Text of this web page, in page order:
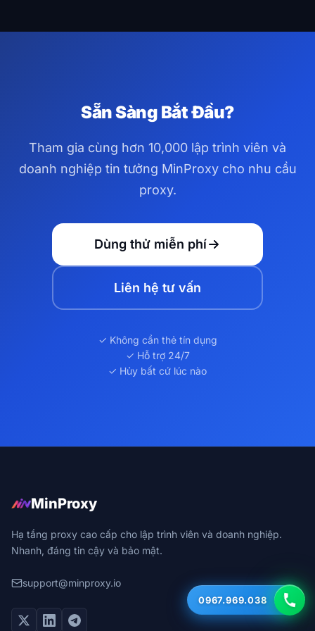
quốc gia. Bạn cũng có thể nhắm mục tiêu theo ASN
Sẵn Sàng Bắt Đầu?
Tham gia cùng hơn 10,000 lập trình viên và
doanh nghiệp tin tưởng MinProxy cho nhu cầu
proxy.
Dùng thử miễn phí
Liên hệ tư vấn
✓ Không cần thẻ tín dụng
✓ Hỗ trợ 24/7
✓ Hủy bất cứ lúc nào
MinProxy
Hạ tầng proxy cao cấp cho lập trình viên và doanh nghiệp.
Nhanh, đáng tin cậy và bảo mật.
support@minproxy.io
0967.969.038